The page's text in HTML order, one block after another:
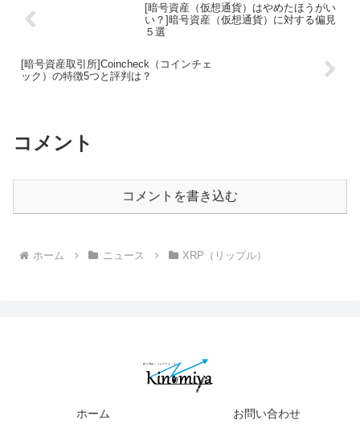
[暗号資産（仮想通貨）はやめたほうがい
い？]暗号資産（仮想通貨）に対する偏見
５選
[暗号資産取引所]Coincheck（コインチェ
ック）の特徴5つと評判は？
コメント
コメントを書き込む
ホーム ニュース XRP（リップル）
ホーム
お問い合わせ